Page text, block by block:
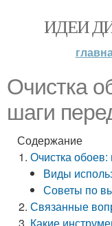
ИДЕИ
Очистка
шаги
Содержание
Очистка
Виды
Советы по
Связанные